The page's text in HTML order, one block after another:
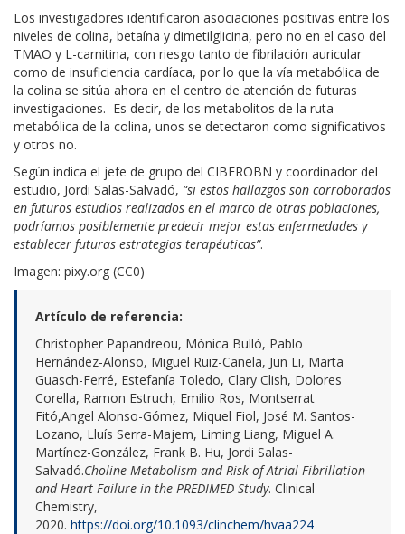
Los investigadores identificaron asociaciones positivas entre los
niveles de colina, betaína y dimetilglicina, pero no en el caso del
TMAO y L-carnitina, con riesgo tanto de fibrilación auricular
como de insuficiencia cardíaca, por lo que la vía metabólica de
la colina se sitúa ahora en el centro de atención de futuras
investigaciones. Es decir, de los metabolitos de la ruta
metabólica de la colina, unos se detectaron como significativos
y otros no.
Según indica el jefe de grupo del CIBEROBN y coordinador del
estudio, Jordi Salas-Salvadó, “si estos hallazgos son corroborados
en futuros estudios realizados en el marco de otras poblaciones,
podríamos posiblemente predecir mejor estas enfermedades y
establecer futuras estrategias terapéuticas”.
Imagen: pixy.org (CC0)
Artículo de referencia:
Christopher Papandreou, Mònica Bulló, Pablo
Hernández-Alonso, Miguel Ruiz-Canela, Jun Li, Marta
Guasch-Ferré, Estefanía Toledo, Clary Clish, Dolores
Corella, Ramon Estruch, Emilio Ros, Montserrat
Fitó,Angel Alonso-Gómez, Miquel Fiol, José M. Santos-
Lozano, Lluís Serra-Majem, Liming Liang, Miguel A.
Martínez-González, Frank B. Hu, Jordi Salas-
Salvadó.Choline Metabolism and Risk of Atrial Fibrillation
and Heart Failure in the PREDIMED Study. Clinical
Chemistry,
2020. https://doi.org/10.1093/clinchem/hvaa224